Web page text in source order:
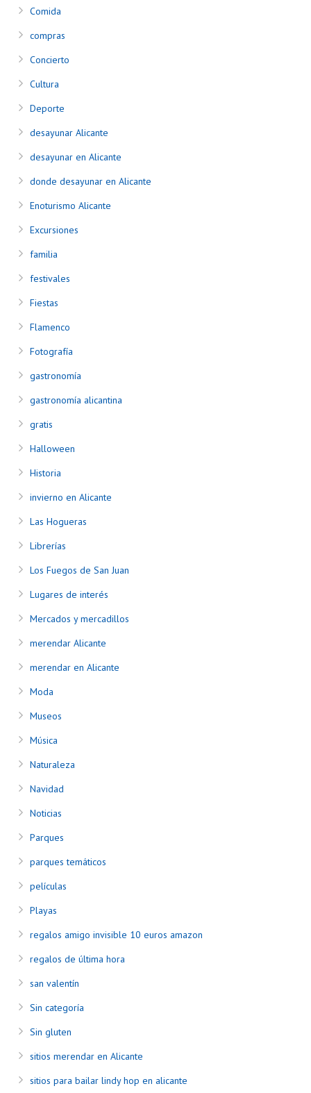
Comida
compras
Concierto
Cultura
Deporte
desayunar Alicante
desayunar en Alicante
donde desayunar en Alicante
Enoturismo Alicante
Excursiones
familia
festivales
Fiestas
Flamenco
Fotografía
gastronomía
gastronomía alicantina
gratis
Halloween
Historia
invierno en Alicante
Las Hogueras
Librerías
Los Fuegos de San Juan
Lugares de interés
Mercados y mercadillos
merendar Alicante
merendar en Alicante
Moda
Museos
Música
Naturaleza
Navidad
Noticias
Parques
parques temáticos
películas
Playas
regalos amigo invisible 10 euros amazon
regalos de última hora
san valentín
Sin categoría
Sin gluten
sitios merendar en Alicante
sitios para bailar lindy hop en alicante